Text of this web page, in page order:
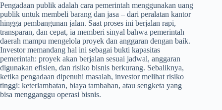
Pengadaan publik adalah cara pemerintah menggunakan uang
publik untuk membeli barang dan jasa – dari peralatan kantor
hingga pembangunan jalan. Saat proses ini berjalan rapi,
transparan, dan cepat, ia memberi sinyal bahwa pemerintah
daerah mampu mengelola proyek dan anggaran dengan baik.
Investor memandang hal ini sebagai bukti kapasitas
pemerintah: proyek akan berjalan sesuai jadwal, anggaran
digunakan efisien, dan risiko bisnis berkurang. Sebaliknya,
ketika pengadaan dipenuhi masalah, investor melihat risiko
tinggi: keterlambatan, biaya tambahan, atau sengketa yang
bisa mengganggu operasi bisnis.